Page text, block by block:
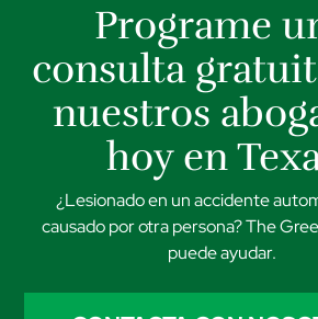
Programe
consulta
nuestros
hoy en
¿Lesionado en un accidente
causado por otra persona? The
puede ayudar.